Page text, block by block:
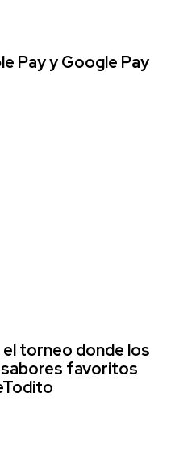
Pay y Google Pay
torneo donde los
favoritos